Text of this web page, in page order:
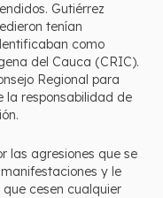
Gutiérrez
tenían
como
del Cauca (CRIC).
Regional para
la responsabilidad de
las agresiones que se
y le
cesen cualquier